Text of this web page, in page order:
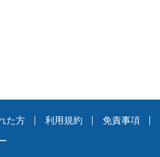
た方 利用規約 免責事項